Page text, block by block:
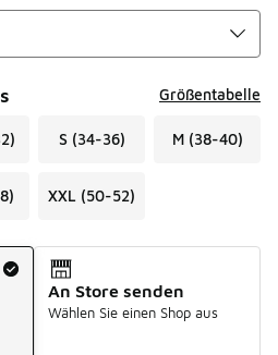
Größentabelle
S (34-36) M (38-40)
XXL (50-52)
An Store senden
Wählen Sie einen Shop aus